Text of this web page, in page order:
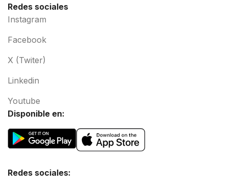
Redes sociales
Instagram
Facebook
X (Twiter)
Linkedin
Youtube
Disponible en:
Redes sociales: